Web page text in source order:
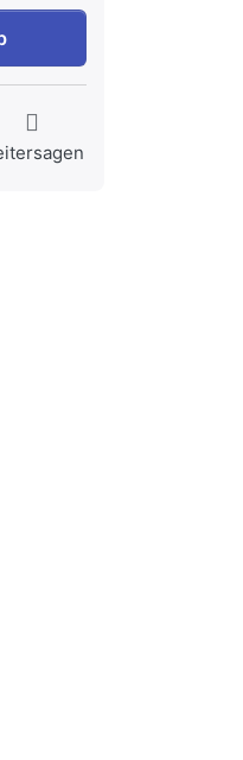
1.4x0.8m weiss /